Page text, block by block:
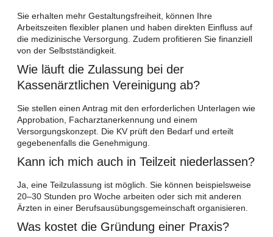
Sie erhalten mehr Gestaltungsfreiheit, können Ihre
Arbeitszeiten flexibler planen und haben direkten Einfluss auf
die medizinische Versorgung. Zudem profitieren Sie finanziell
von der Selbstständigkeit.
Wie läuft die Zulassung bei der
Kassenärztlichen Vereinigung ab?
Sie stellen einen Antrag mit den erforderlichen Unterlagen wie
Approbation, Facharztanerkennung und einem
Versorgungskonzept. Die KV prüft den Bedarf und erteilt
gegebenenfalls die Genehmigung.
Kann ich mich auch in Teilzeit niederlassen?
Ja, eine Teilzulassung ist möglich. Sie können beispielsweise
20–30 Stunden pro Woche arbeiten oder sich mit anderen
Ärzten in einer Berufsausübungsgemeinschaft organisieren.
Was kostet die Gründung einer Praxis?